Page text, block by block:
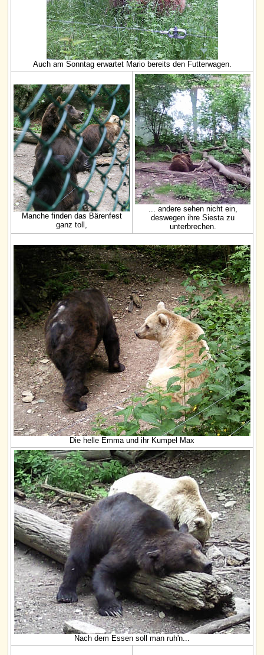
Auch am Sonntag erwartet Mario bereits den Futterwagen.
Manche finden das Bärenfest
ganz toll,
... andere sehen nicht ein,
deswegen ihre Siesta zu
unterbrechen.
Die helle Emma und ihr Kumpel Max
Nach dem Essen soll man ruh'n...